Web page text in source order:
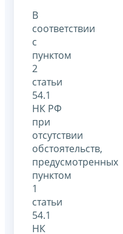
В
соответствии
с
пунктом
2
статьи
54.1
НК РФ
при
отсутствии
обстоятельств,
предусмотренных
пунктом
1
статьи
54.1
НК